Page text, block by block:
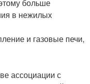
больше
в нежилых
и газовые печи,
ассоциации с